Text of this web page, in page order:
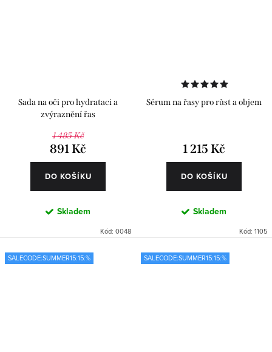
Sada na oči pro hydrataci a
zvýraznění řas
1 485 Kč
891 Kč
DO KOŠÍKU
Skladem
Kód: 0048
Sérum na řasy pro růst a objem
1 215 Kč
DO KOŠÍKU
Skladem
Kód: 1105
SALECODE:SUMMER15:15:% SALECODE:SUMMER15:15:%